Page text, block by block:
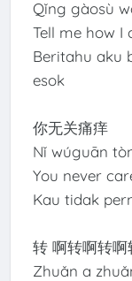
Qǐng gàosù
Tell me how I
Beritahu aku
esok
你无关痛痒
Nǐ wúguān
You never
Kau tidak
转 啊转啊转啊
Zhuǎn a